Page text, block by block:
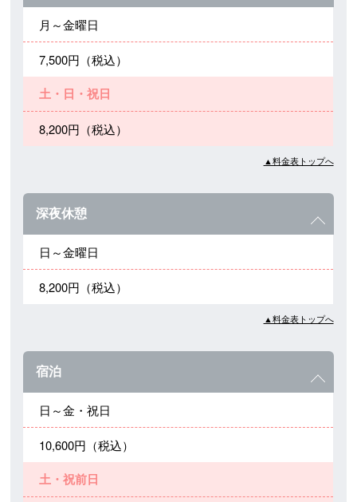
月～金曜日
7,500円（税込）
土・日・祝日
8,200円（税込）
▲料金表トップへ
深夜休憩
日～金曜日
8,200円（税込）
▲料金表トップへ
宿泊
日～金・祝日
10,600円（税込）
土・祝前日